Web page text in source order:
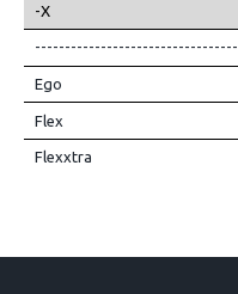
-X
----------------------------------
Ego
Flex
Flexxtra